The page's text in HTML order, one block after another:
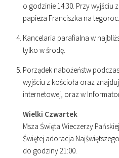
o godzinie14:30. Przy wyjściu
papieża Franciszka na
Kancelaria parafialna w
tylko w środę.
Porządek nabożeństw
wyjściu z kościoła oraz
internetowej, oraz w
Wielki Czwartek
Msza Święta Wieczerzy
Świętej adoracja
do godziny21:00.